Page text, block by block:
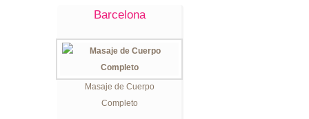
Barcelona
Masaje de Cuerpo
Completo